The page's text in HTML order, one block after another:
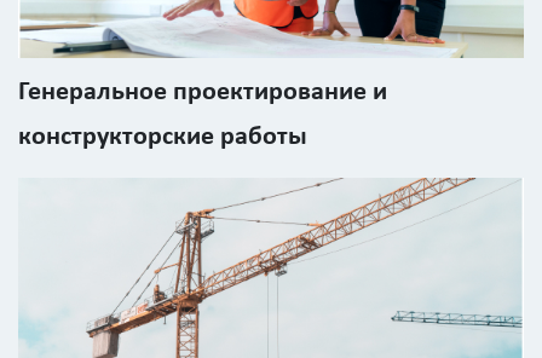
Генеральное проектирование и
конструкторские работы
Стоимость
с
НДС
Получить
детальный
расчёт